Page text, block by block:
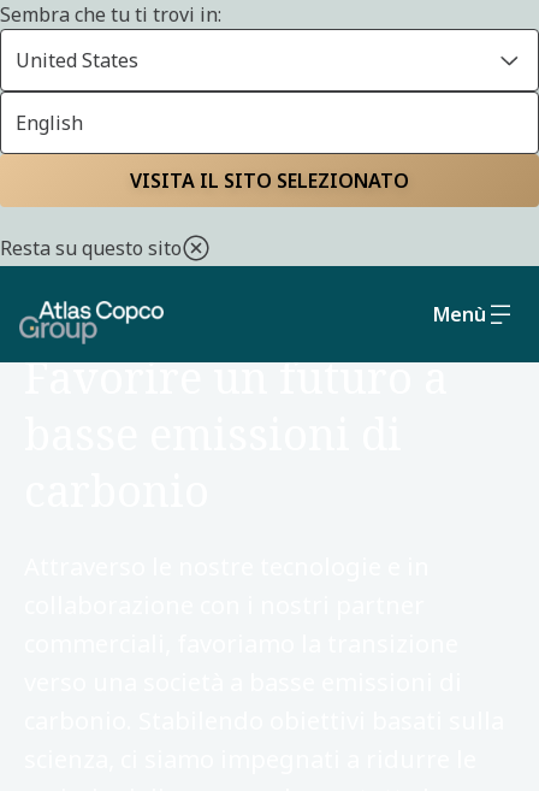
Sembra che tu ti trovi in:
United States
English
VISITA IL SITO SELEZIONATO
Resta su questo sito
Menù
AMBIENTE
Favorire un futuro a